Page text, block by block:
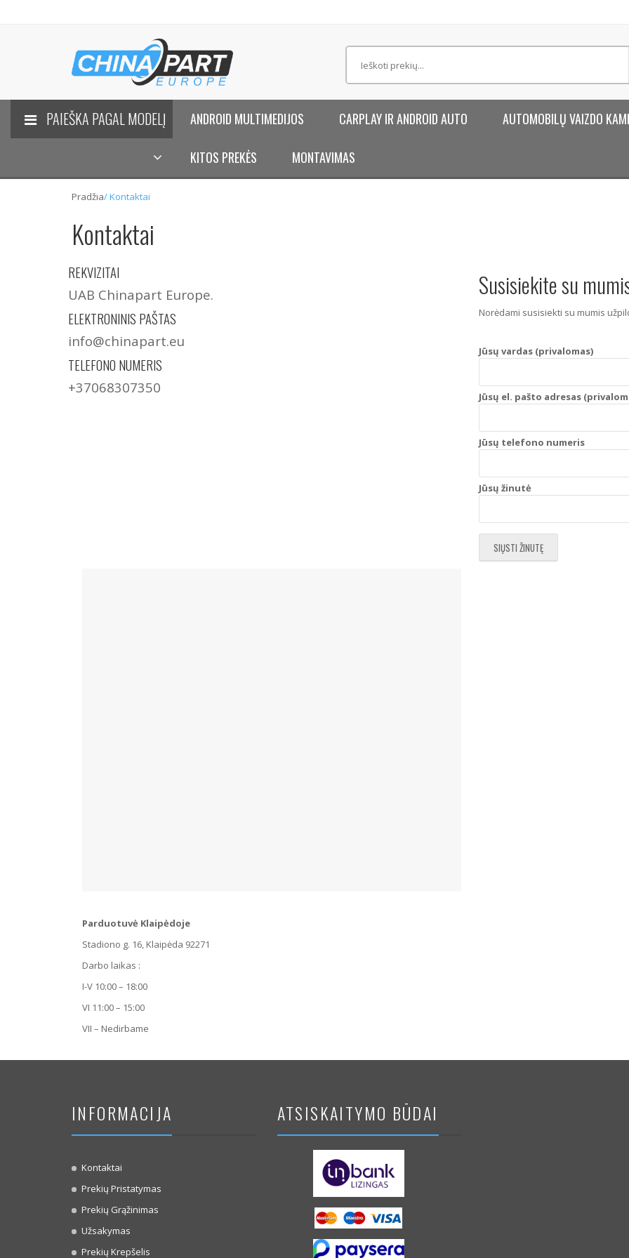
PAIEŠKA PAGAL MODELĮ ANDROID MULTIMEDIJOS CARPLAY IR ANDROID AUTO AUTOMOBILŲ VAIZDO
KITOS PREKĖS MONTAVIMAS
Pradžia/Kontaktai
Kontaktai
REKVIZITAI
UAB Chinapart Europe.
ELEKTRONINIS PAŠTAS
info@chinapart.eu
TELEFONO NUMERIS
+37068307350
Susisiekite su
Norėdami susisiekti su mumis
Jūsų vardas (privalomas)
Jūsų el. pašto adresas
Jūsų telefono numeris
Jūsų žinutė
Parduotuvė Klaipėdoje
Stadiono g. 16, Klaipėda 92271
Darbo laikas :
I-V 10:00 – 18:00
VI 11:00 – 15:00
VII – Nedirbame
INFORMACIJA
Kontaktai
Prekių Pristatymas
Prekių Grąžinimas
Užsakymas
Prekių Krepšelis
ATSISKAITYMO BŪDAI